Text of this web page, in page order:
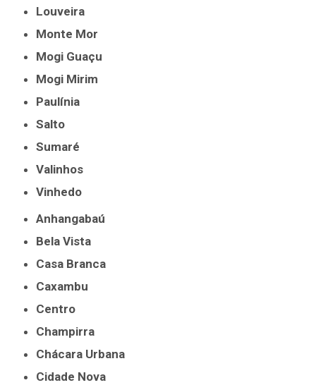
Louveira
Monte Mor
Mogi Guaçu
Mogi Mirim
Paulínia
Salto
Sumaré
Valinhos
Vinhedo
Anhangabaú
Bela Vista
Casa Branca
Caxambu
Centro
Champirra
Chácara Urbana
Cidade Nova